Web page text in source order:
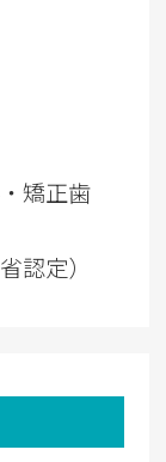
矯正歯
認定）